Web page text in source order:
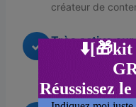
créateur de
✓ Très active sur
Podcast régulier
l’anglais concret